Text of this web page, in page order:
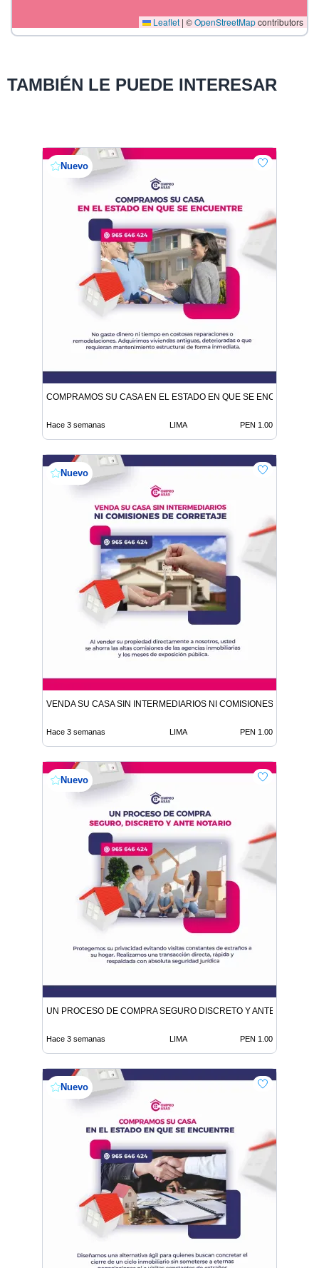
Leaflet | ©OpenStreetMapcontributors
TAMBIÉN LE PUEDE INTERESAR
Nuevo
COMPRAMOS SU CASA EN EL ESTADO EN QUE SE ENCUENTRE
Hace 3 semanas LIMA PEN 1.00
Nuevo
VENDA SU CASA SIN INTERMEDIARIOS NI COMISIONES DE
Hace 3 semanas LIMA PEN 1.00
Nuevo
UN PROCESO DE COMPRA SEGURO DISCRETO Y ANTE NOTARIO
Hace 3 semanas LIMA PEN 1.00
Nuevo